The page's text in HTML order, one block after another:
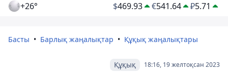
+26° $469.93 €541.64 ₽5.71
Басты Барлық жаңалықтар Құқық жаңалықтары
18:16, 19 желтоқсан 2023
Құқық